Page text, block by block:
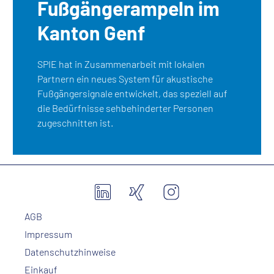
Fußgängerampeln im
Kanton Genf
SPIE hat in Zusammenarbeit mit lokalen
Partnern ein neues System für akustische
Fußgängersignale entwickelt, das speziell auf
die Bedürfnisse sehbehinderter Personen
zugeschnitten ist.
AGB
Impressum
Datenschutzhinweise
Einkauf